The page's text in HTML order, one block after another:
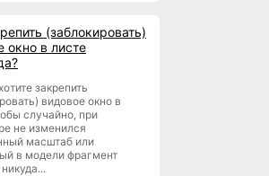
(заблокировать)
окно в листе
закрепить
видовое окно в
случайно, при
не изменился
масштаб или
в модели фрагмент